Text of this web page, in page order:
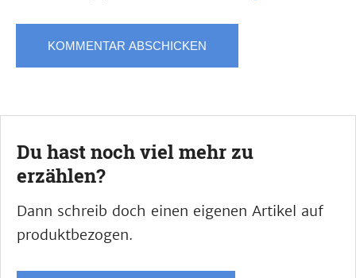
Du hast noch viel mehr zu
erzählen?
Dann schreib doch einen eigenen Artikel auf
produktbezogen.